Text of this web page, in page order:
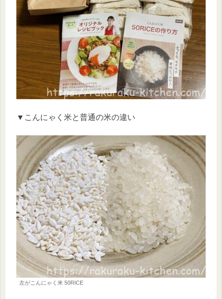
▼こんにゃく米と普通の米の違い
左がこんにゃく米 50RICE